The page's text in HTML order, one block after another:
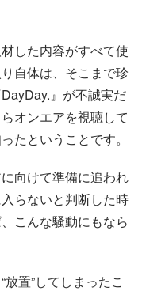
した内容がすべて使
自体は、そこまで珍
』が不誠実だ
オンエアを視聴して
たということです。
向けて準備に追われ
らないと判断した時
こんな騒動にもなら
置”してしまったこ